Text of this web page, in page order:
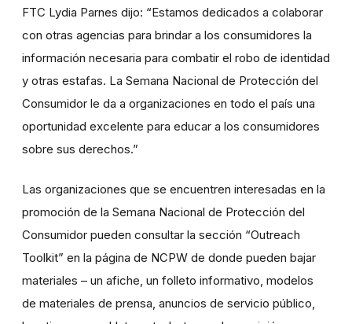
FTC Lydia Parnes dijo: “Estamos dedicados a colaborar
con otras agencias para brindar a los consumidores la
información necesaria para combatir el robo de identidad
y otras estafas. La Semana Nacional de Protección del
Consumidor le da a organizaciones en todo el país una
oportunidad excelente para educar a los consumidores
sobre sus derechos.”
Las organizaciones que se encuentren interesadas en la
promoción de la Semana Nacional de Protección del
Consumidor pueden consultar la sección “Outreach
Toolkit” en la página de NCPW de donde pueden bajar
materiales – un afiche, un folleto informativo, modelos
de materiales de prensa, anuncios de servicio público,